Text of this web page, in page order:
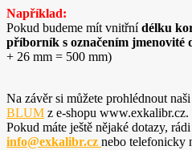
Například:
Pokud budeme mít vnitřnídélku
příborník s označením jmenovité
+ 26 mm = 500 mm)
Na závěr si můžete prohlédnout naši
BLUM z e-shopu www.exkalibr.cz.
Pokud máte ještě nějaké dotazy,
info@exkalibr.cz nebo telefonicky